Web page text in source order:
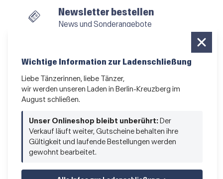
Newsletter bestellen
News und Sonderangebote
AGB Impressum • Datenschutz
Wichtige Information zur Ladenschließung
Liebe Tänzerinnen, liebe Tänzer,
wir werden unseren Laden in Berlin-Kreuzberg im
August schließen.
Unser Onlineshop bleibt unberührt: Der
Verkauf läuft weiter, Gutscheine behalten ihre
Gültigkeit und laufende Bestellungen werden
gewohnt bearbeitet.